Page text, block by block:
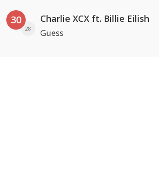
30
28
Charlie XCX ft. Billie Eilish
Guess